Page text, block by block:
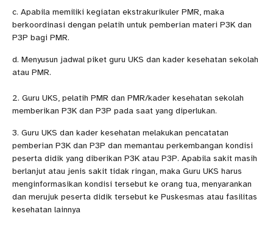
c. Apabila memiliki kegiatan ekstrakurikuler PMR, maka
berkoordinasi dengan pelatih untuk pemberian materi P3K dan
P3P bagi PMR.
d. Menyusun jadwal piket guru UKS dan kader kesehatan sekolah
atau PMR.
2. Guru UKS, pelatih PMR dan PMR/kader kesehatan sekolah
memberikan P3K dan P3P pada saat yang diperlukan.
3. Guru UKS dan kader kesehatan melakukan pencatatan
pemberian P3K dan P3P dan memantau perkembangan kondisi
peserta didik yang diberikan P3K atau P3P. Apabila sakit masih
berlanjut atau jenis sakit tidak ringan, maka Guru UKS harus
menginformasikan kondisi tersebut ke orang tua, menyarankan
dan merujuk peserta didik tersebut ke Puskesmas atau fasilitas
kesehatan lainnya